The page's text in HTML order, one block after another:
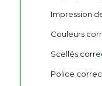
Impression
Couleurs
Scellés
Police